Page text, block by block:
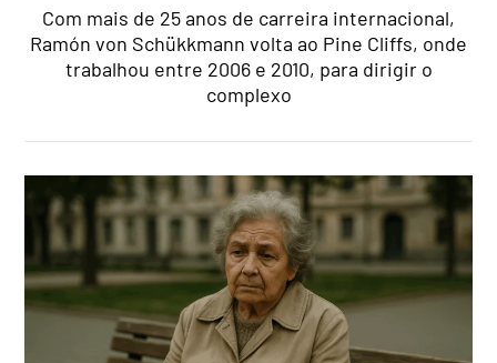
Com mais de 25 anos de carreira internacional,
Ramón von Schükkmann volta ao Pine Cliffs, onde
trabalhou entre 2006 e 2010, para dirigir o
complexo